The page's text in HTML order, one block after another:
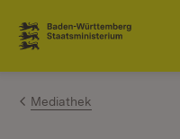
Zum Inhalt
Link zur Startseite
Mediathek